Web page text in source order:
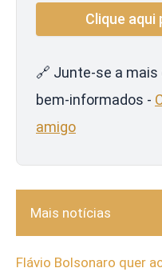
🔗 Junte-se a
bem-informados -
amigo
Mais notícias
Flávio Bolsonaro quer